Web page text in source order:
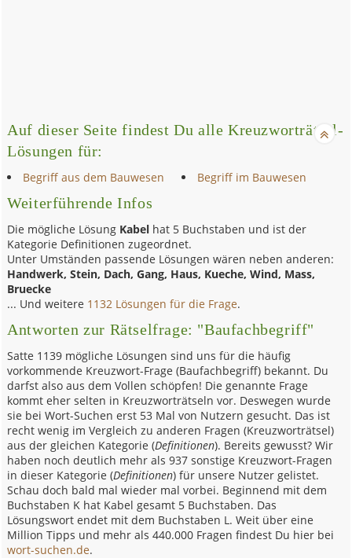
Auf dieser Seite findest Du alle Kreuzworträtsel-
Lösungen für:
Begriff aus dem Bauwesen Begriff im Bauwesen
Weiterführende Infos
Die mögliche Lösung Kabel hat 5 Buchstaben und ist der
Kategorie Definitionen zugeordnet.
Unter Umständen passende Lösungen wären neben anderen:
Handwerk, Stein, Dach, Gang, Haus, Kueche, Wind, Mass,
Bruecke
... Und weitere 1132 Lösungen für die Frage.
Antworten zur Rätselfrage: "Baufachbegriff"
Satte 1139 mögliche Lösungen sind uns für die häufig
vorkommende Kreuzwort-Frage (Baufachbegriff) bekannt. Du
darfst also aus dem Vollen schöpfen! Die genannte Frage
kommt eher selten in Kreuzworträtseln vor. Deswegen wurde
sie bei Wort-Suchen erst 53 Mal von Nutzern gesucht. Das ist
recht wenig im Vergleich zu anderen Fragen (Kreuzworträtsel)
aus der gleichen Kategorie (Definitionen). Bereits gewusst? Wir
haben noch deutlich mehr als 937 sonstige Kreuzwort-Fragen
in dieser Kategorie (Definitionen) für unsere Nutzer gelistet.
Schau doch bald mal wieder mal vorbei. Beginnend mit dem
Buchstaben K hat Kabel gesamt 5 Buchstaben. Das
Lösungswort endet mit dem Buchstaben L. Weit über eine
Million Tipps und mehr als 440.000 Fragen findest Du hier bei
wort-suchen.de.